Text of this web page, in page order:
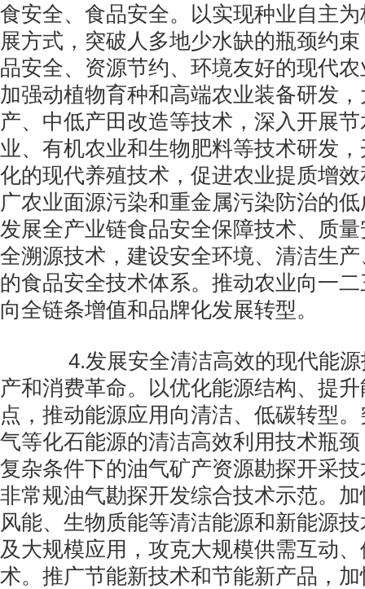
食安全、食品安全。以实现种业自主
展方式，突破人多地少水缺的瓶颈约
品安全、资源节约、环境友好的现代
加强动植物育种和高端农业装备研发
产、中低产田改造等技术，深入开展
业、有机农业和生物肥料等技术研发
化的现代养殖技术，促进农业提质增
广农业面源污染和重金属污染防治的
发展全产业链食品安全保障技术、质
全溯源技术，建设安全环境、清洁生
的食品安全技术体系。推动农业向一
向全链条增值和品牌化发展转型。
4.发展安全清洁高效的现代能源
产和消费革命。以优化能源结构、提
点，推动能源应用向清洁、低碳转型
气等化石能源的清洁高效利用技术瓶
复杂条件下的油气矿产资源勘探开采
非常规油气勘探开发综合技术示范。
风能、生物质能等清洁能源和新能源
及大规模应用，攻克大规模供需互动
术。推广节能新技术和节能新产品，